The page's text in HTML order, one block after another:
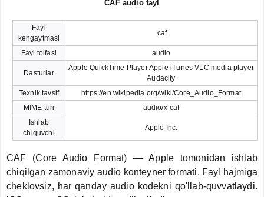
CAF audio fayl
Fayl
kengaytmasi
.caf
Fayl toifasi audio
Dasturlar
Apple QuickTime Player Apple iTunes VLC media player
Audacity
Texnik tavsif
https://en.wikipedia.org/wiki/Core_Audio_Format
MIME turi
audio/x-caf
Ishlab
chiquvchi
Apple Inc.
CAF (Core Audio Format) — Apple tomonidan ishlab
chiqilgan zamonaviy audio konteyner formati. Fayl hajmiga
cheklovsiz, har qanday audio kodekni qo'llab-quvvatlaydi.